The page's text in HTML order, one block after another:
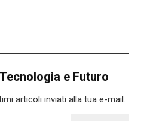
e Futuro
articoli inviati alla tua e-mail.